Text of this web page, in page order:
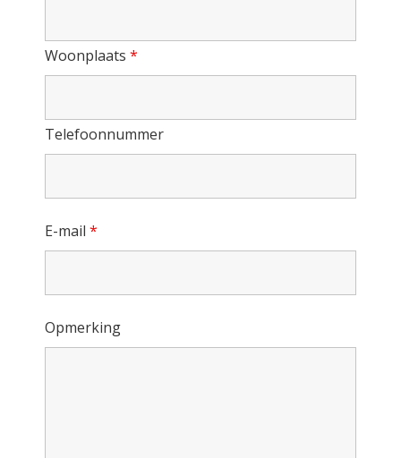
Woonplaats *
Telefoonnummer
E-mail *
Opmerking